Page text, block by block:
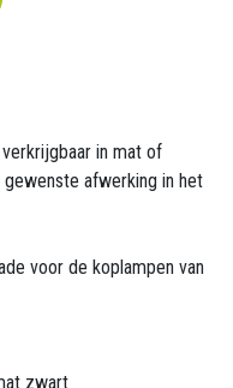
in mat of
afwerking in het
voor de koplampen van
zwart